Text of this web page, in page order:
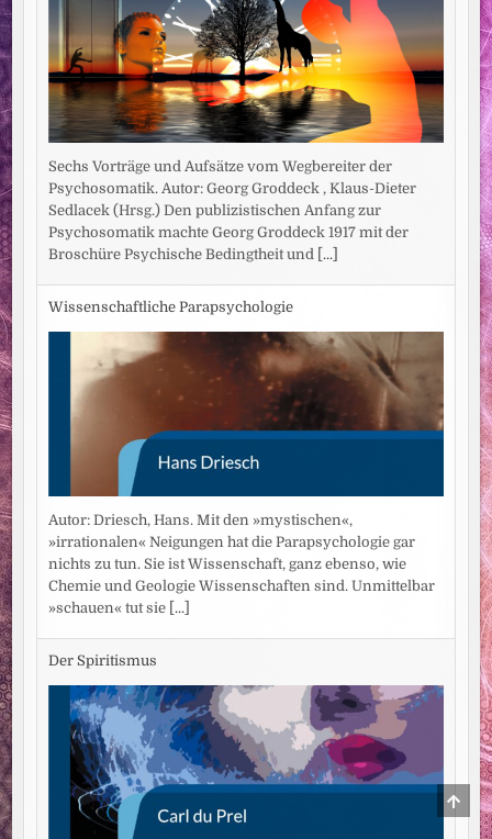
Sechs Vorträge und Aufsätze vom Wegbereiter der
Psychosomatik. Autor: Georg Groddeck , Klaus-Dieter
Sedlacek (Hrsg.) Den publizistischen Anfang zur
Psychosomatik machte Georg Groddeck 1917 mit der
Broschüre Psychische Bedingtheit und [...]
Wissenschaftliche Parapsychologie
Autor: Driesch, Hans. Mit den »mystischen«,
»irrationalen« Neigungen hat die Parapsychologie gar
nichts zu tun. Sie ist Wissenschaft, ganz ebenso, wie
Chemie und Geologie Wissenschaften sind. Unmittelbar
»schauen« tut sie [...]
Der Spiritismus
TO
TOP